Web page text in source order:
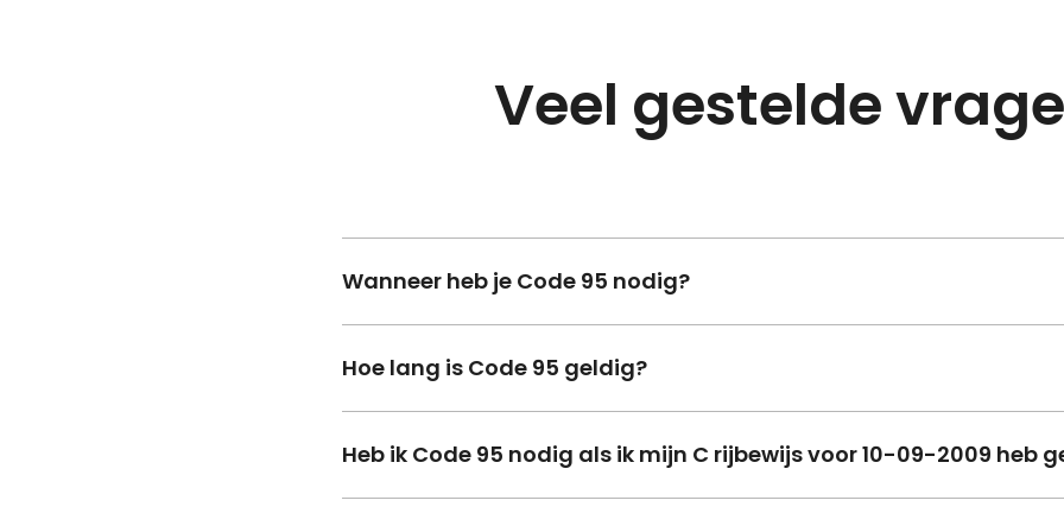
Veel gestelde
Wanneer heb je Code 95 nodig?
(E), C (E), D1 (E), of D (E) nodig is.
Hoe lang is Code 95 geldig?
Heb ik Code 95 nodig als ik mijn C rijbewijs voor 10-09-2009 heb